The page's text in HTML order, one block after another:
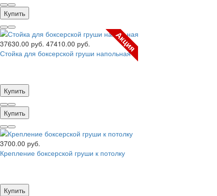
Купить
Акция
37630.00 руб. 47410.00 руб.
Стойка для боксерской груши напольная
Купить
Купить
3700.00 руб.
Крепление боксерской груши к потолку
Купить